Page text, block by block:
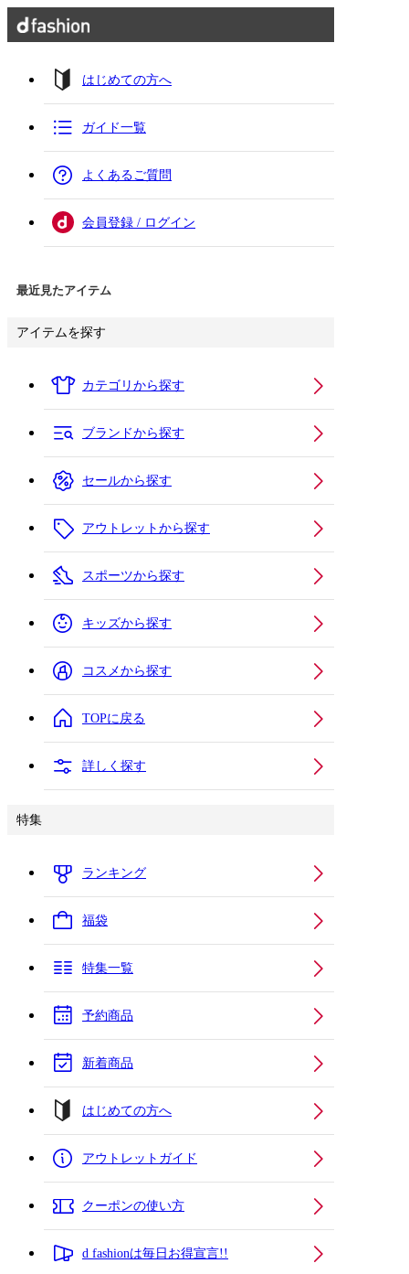
はじめての方へ
ガイド一覧
よくあるご質問
会員登録 / ログイン
最近見たアイテム
アイテムを探す
カテゴリから探す
ブランドから探す
セールから探す
アウトレットから探す
スポーツから探す
キッズから探す
コスメから探す
TOPに戻る
詳しく探す
特集
ランキング
福袋
特集一覧
予約商品
新着商品
はじめての方へ
アウトレットガイド
クーポンの使い方
d fashionは毎日お得宣言!!